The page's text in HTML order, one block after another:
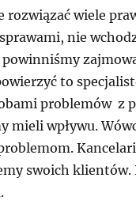
wiele
nie
to
problemów z
mieli wpływu.
swoich klientów.